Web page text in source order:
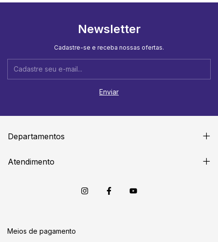
Newsletter
Cadastre-se e receba nossas ofertas.
Departamentos
Atendimento
Meios de pagamento